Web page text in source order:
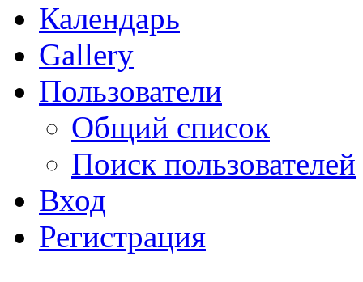
Календарь
Gallery
Пользователи
Общий список
Поиск пользователей
Вход
Регистрация